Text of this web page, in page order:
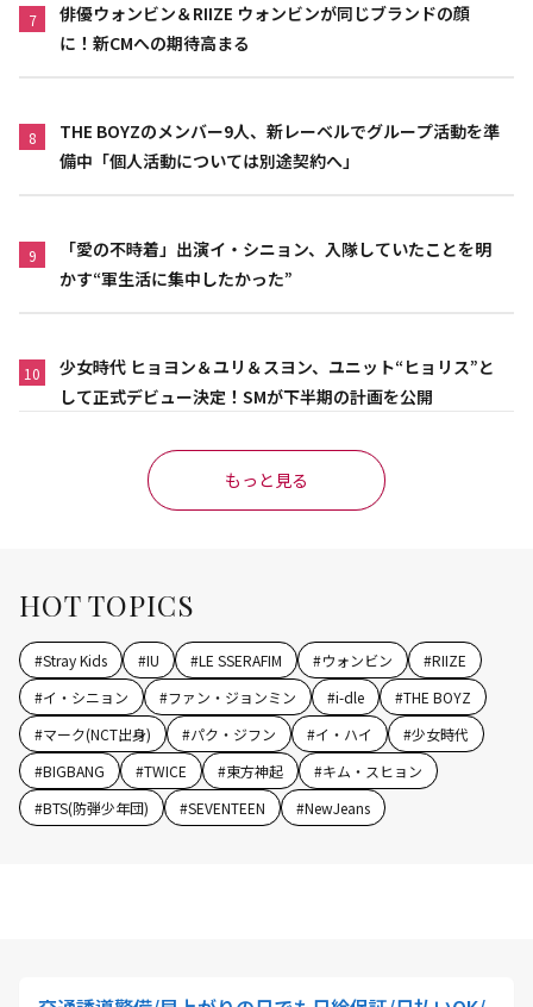
7
俳優ウォンビン＆RIIZE ウォンビンが同じブランドの顔
に！新CMへの期待高まる
8
THE BOYZのメンバー9人、新レーベルでグループ活動を準
備中「個人活動については別途契約へ」
9
「愛の不時着」出演イ・シニョン、入隊していたことを明
かす“軍生活に集中したかった”
10
少女時代 ヒョヨン＆ユリ＆スヨン、ユニット“ヒョリス”と
して正式デビュー決定！SMが下半期の計画を公開
もっと見る
HOT TOPICS
#Stray Kids #IU #LE SSERAFIM #ウォンビン #RIIZE
#イ・シニョン #ファン・ジョンミン #i-dle #THE BOYZ
#マーク(NCT出身) #パク・ジフン #イ・ハイ #少女時代
#BIGBANG #TWICE #東方神起 #キム・スヒョン
#BTS(防弾少年団) #SEVENTEEN #NewJeans